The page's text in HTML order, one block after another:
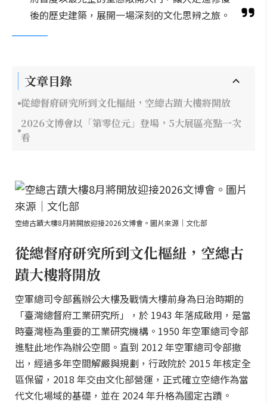
後的歷史建築，展開一場深刻的文化思辨之旅。
文章目錄
從總督府研究所到文化樞紐，空總古蹟大樓將開放
2026文博會以「第零位元」登場，5大展區亮點一次
看
空總古蹟大樓8月將開放迎接2026文博會。圖片來源｜文化部
從總督府研究所到文化樞紐，空總古
蹟大樓將開放
空軍總司令部舊辦公大樓及戰情大樓前身為日治時期的
「臺灣總督府工業研究所」，於 1943 年落成啟用，是當
時臺灣極為重要的工業研究機構。1950 年空軍總司令部
進駐此地作為辦公空間。直到 2012 年空軍總司令部撤
出，經過多年空間解嚴與規劃，行政院於 2015 年核定全
區保留，2018 年交由文化部營運，正式確立空總作為當
代文化場域的基礎，並在 2024 年升格為國定古蹟。